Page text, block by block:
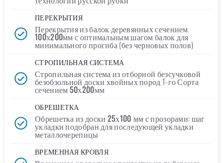
ПЕРЕКРЫТИЯ
Перекрытия из балок деревянных сечением
100х200ммс оптимальным шагом балок для
минимального прогиба (без черновых полов)
СТРОПИЛЬНАЯ СИСТЕМА
Стропильная система из отборной безсучковой
безобзольной доски хвойных пород 1-го Сорта
сечением50х200мм
ОБРЕШЕТКА
Обрешетка из доски 25х100 ммс прозорами: шаг
укладки подобран для последующей укладки
металлочерепицы
ВРЕМЕННАЯ КРОВЛЯ